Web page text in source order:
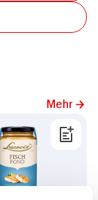
Mehr